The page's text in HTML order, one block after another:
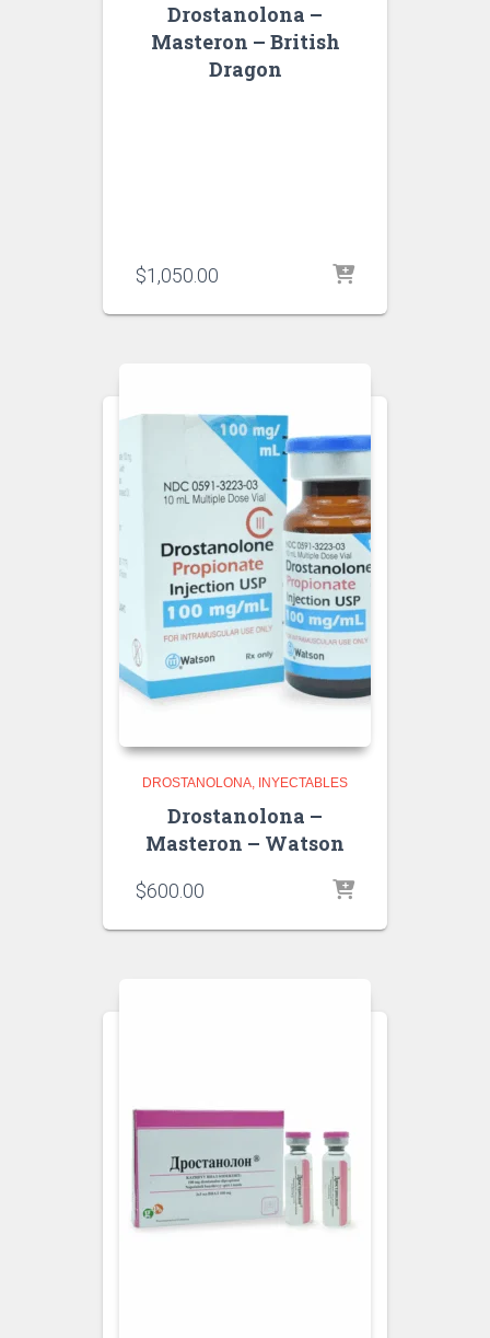
Drostanolona –
Masteron – British
Dragon
$1,050.00
DROSTANOLONA INYECTABLES
Drostanolona –
Masteron – Watson
$600.00